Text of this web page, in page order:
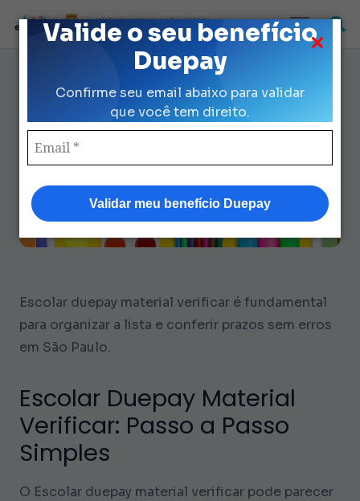
Valide o seu benefício
Duepay
Confirme seu email abaixo para validar
que você tem direito.
Validar meu benefício Duepay
Loja Credenciada para auxilio Uniforme
e Kit Escolar da Prefeitura de São Paulo
Como Verificar Material Escolar
Duepay em 7 Min Sem Erros
Escolar duepay material verificar é fundamental
para organizar a lista e conferir prazos sem erros
em São Paulo.
Escolar Duepay Material
Verificar: Passo a Passo
Simples
O Escolar duepay material verificar pode parecer